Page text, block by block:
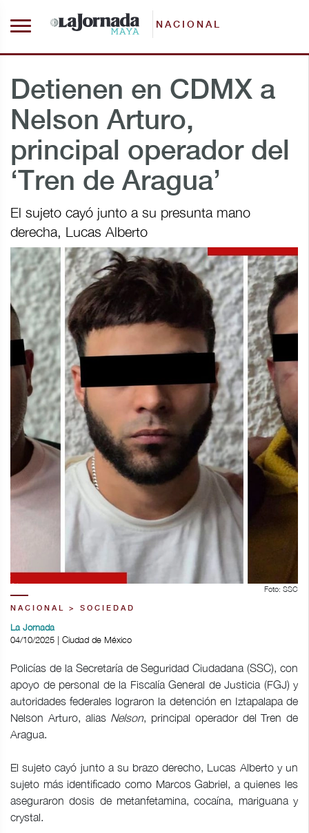
NACIONAL
Detienen en CDMX a
Nelson Arturo,
principal operador del
‘Tren de Aragua’
El sujeto cayó junto a su presunta mano
derecha, Lucas Alberto
Foto: SSC
NACIONAL > SOCIEDAD
La Jornada
04/10/2025 | Ciudad de México
Policías de la Secretaría de Seguridad Ciudadana (SSC), con
apoyo de personal de la Fiscalía General de Justicia (FGJ) y
autoridades federales lograron la detención en Iztapalapa de
Nelson Arturo, alias Nelson, principal operador del Tren de
Aragua.
El sujeto cayó junto a su brazo derecho, Lucas Alberto y un
sujeto más identificado como Marcos Gabriel, a quienes les
aseguraron dosis de metanfetamina, cocaína, mariguana y
crystal.